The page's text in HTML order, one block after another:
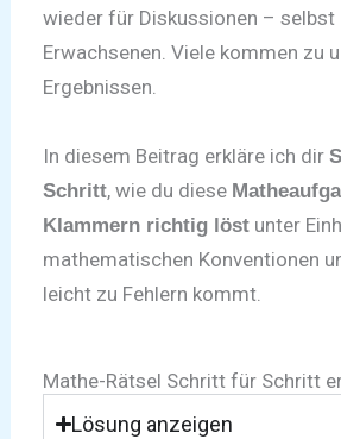
wieder für Diskussionen – selbst
Erwachsenen. Viele kommen zu
Ergebnissen.
In diesem Beitrag erkläre ich dir
Schritt, wie du diese
Klammern richtig löst unter
mathematischen Konventionen
leicht zu Fehlern kommt.
Mathe-Rätsel Schritt für Schritt
Lösung anzeigen